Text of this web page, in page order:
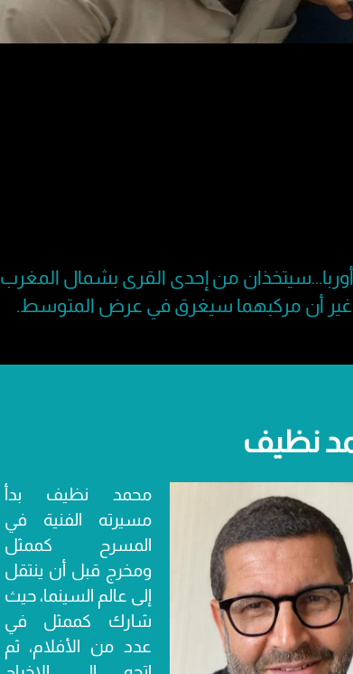
أوربا...سيتخذان من إحدى القرى بشمال المغرب
غير أن مركبهما سيغرق في عرض المتوسط.
نظيف
محمد نظيف بدأ
مسيرته الفنية في
المسرح كممثل
ومخرج قبل أن ينتقل
إلى عالم السينما، حيث
شارك كممثل في
عدد من الأفلام، ثم